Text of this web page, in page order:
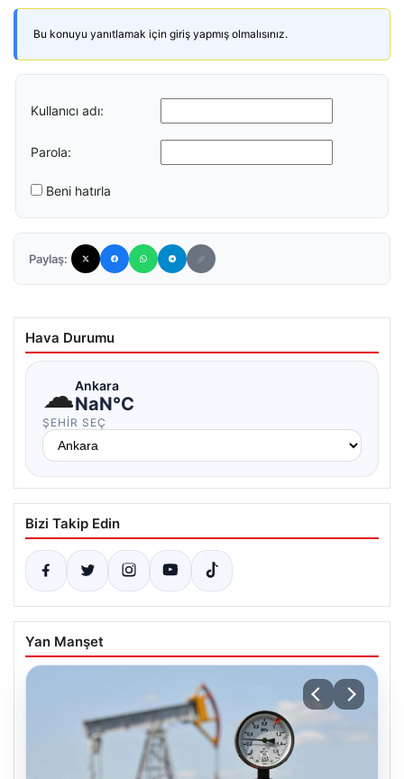
Bu konuyu yanıtlamak için giriş yapmış olmalısınız.
Kullanıcı adı:
Parola:
Beni hatırla
Paylaş:
Hava Durumu
☁Ankara
NaN°C
ŞEHIR SEÇ
Bizi Takip Edin
Yan Manşet